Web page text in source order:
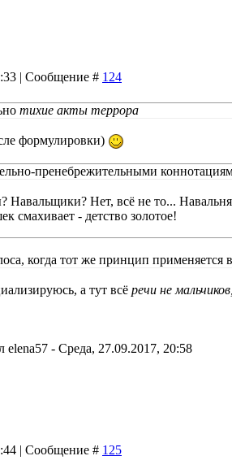
| Сообщение # 124
тихие акты террора
формулировки)
пренебрежительными
Навальщики? Нет, всё не то...
смахивает - детство золотое!
когда тот же принцип применяется
а тут всё речи не
elena57 - Среда, 27.09.2017, 20:58
| Сообщение # 125